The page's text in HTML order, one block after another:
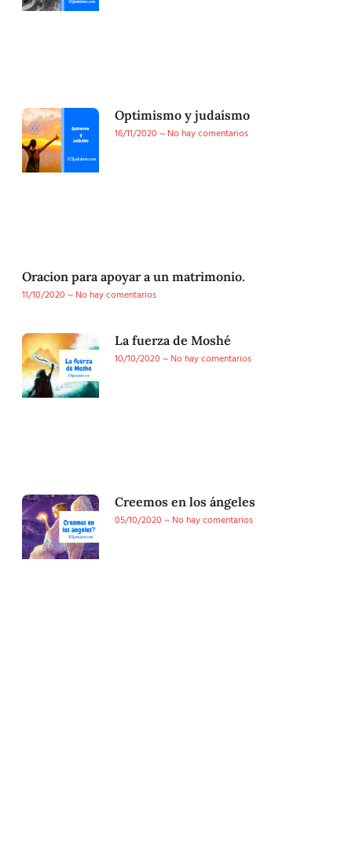
Optimismo y judaísmo
16/11/2020
No hay comentarios
Oracion para apoyar a un matrimonio.
11/10/2020
No hay comentarios
La fuerza de Moshé
10/10/2020
No hay comentarios
Creemos en los ángeles
05/10/2020
No hay comentarios